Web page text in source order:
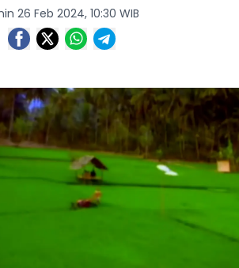
26 Feb 2024, 10:30 WIB